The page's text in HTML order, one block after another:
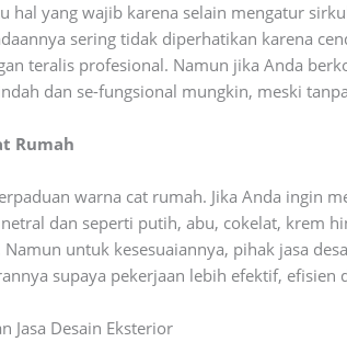
hal yang wajib karena selain mengatur
sering tidak diperhatikan karena
teralis profesional. Namun jika Anda
dan se-fungsional mungkin, meski
Rumah
warna cat rumah. Jika Anda ingin
dan seperti putih, abu, cokelat, krem
untuk kesesuaiannya, pihak jasa
supaya pekerjaan lebih efektif, efisien
Jasa Desain Eksterior